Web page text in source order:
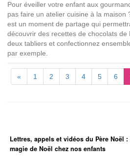
Pour éveiller votre enfant aux
pas faire un atelier cuisine à la maison
est un moment de partage qui
découvrir des recettes de chocolats de
deux tabliers et confectionnez
par exemple.
« 1 2 3 4 5 6
Lettres, appels et vidéos du Père Noël
magie de Noël chez nos enfants